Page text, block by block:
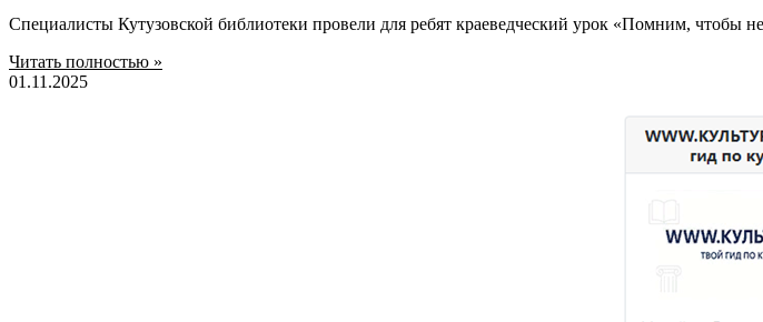
Специалисты Кутузовской библиотеки провели для ребят краеведческий урок «Помним, чтобы
Читать полностью »
01.11.2025